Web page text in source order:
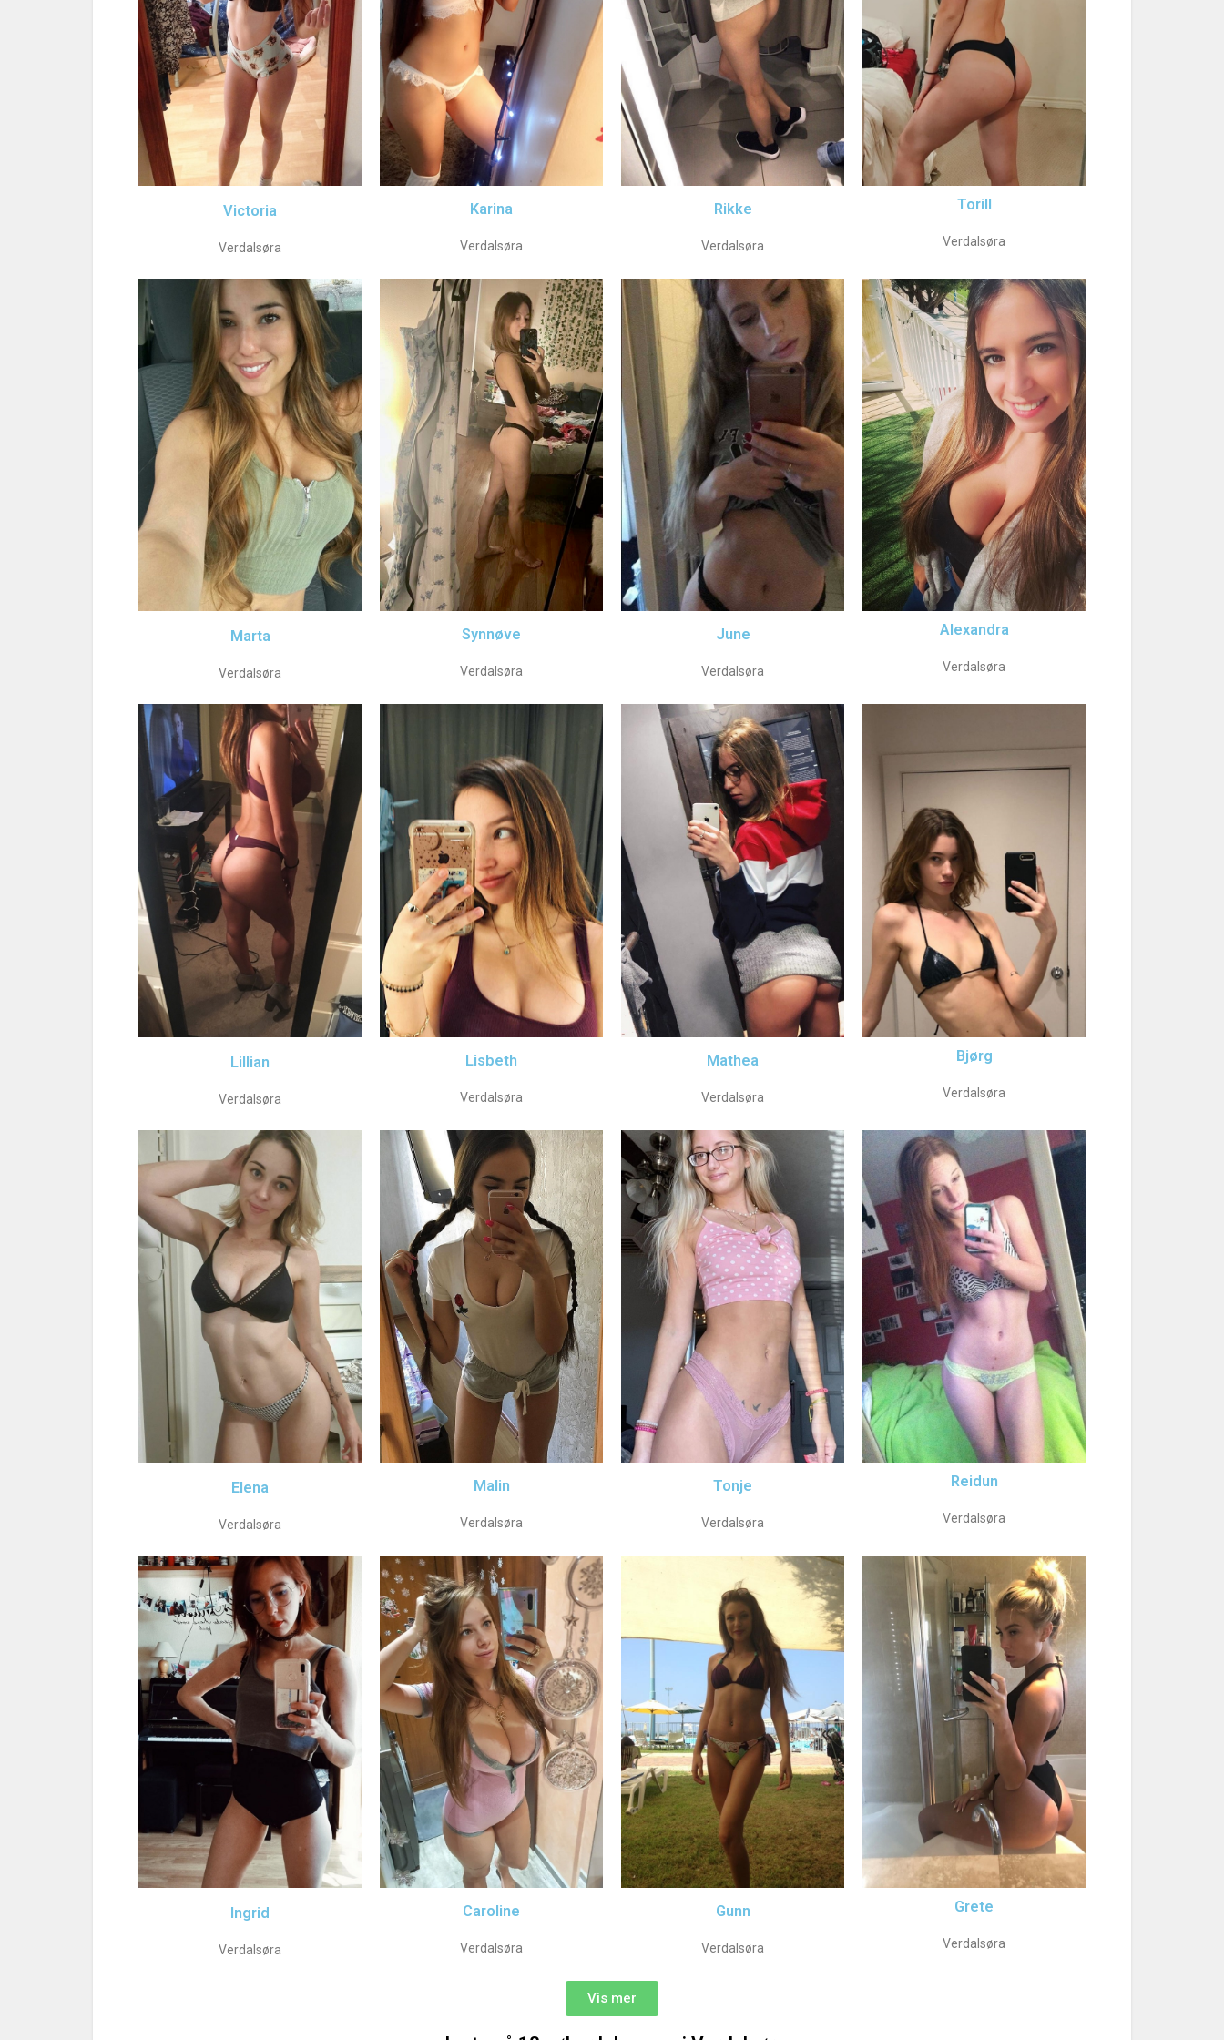
Victoria
Verdalsøra
Karina
Verdalsøra
Rikke
Verdalsøra
Torill
Verdalsøra
Marta
Verdalsøra
Synnøve
Verdalsøra
June
Verdalsøra
Alexandra
Verdalsøra
Lillian
Verdalsøra
Lisbeth
Verdalsøra
Mathea
Verdalsøra
Bjørg
Verdalsøra
Elena
Verdalsøra
Malin
Verdalsøra
Tonje
Verdalsøra
Reidun
Verdalsøra
Ingrid
Verdalsøra
Caroline
Verdalsøra
Gunn
Verdalsøra
Grete
Verdalsøra
Vis mer